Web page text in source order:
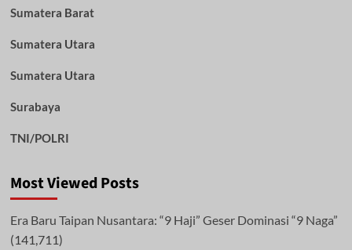
Sumatera Barat
Sumatera Utara
Sumatera Utara
Surabaya
TNI/POLRI
Most Viewed Posts
Era Baru Taipan Nusantara: “9 Haji” Geser Dominasi “9 Naga”
(141,711)